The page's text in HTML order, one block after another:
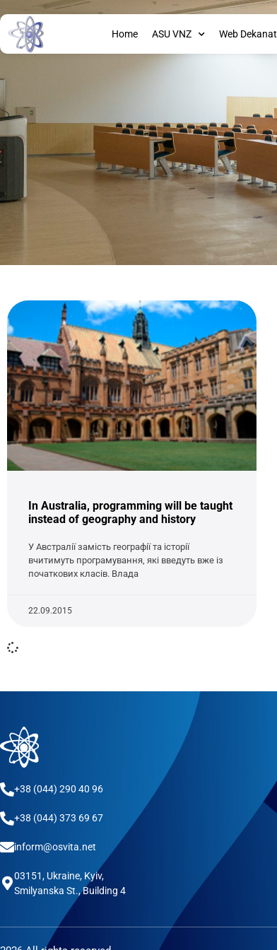
Home ASU VNZ Web Dekanat
In Australia, programming will be taught
instead of geography and history
У Австралії замість географії та історії
вчитимуть програмування, які введуть вже із
початкових класів. Влада
22.09.2015
+38 (044) 290 40 96
+38 (044) 373 69 67
inform@osvita.net
03151, Ukraine, Kyiv,
Smilyanska St., Building 4